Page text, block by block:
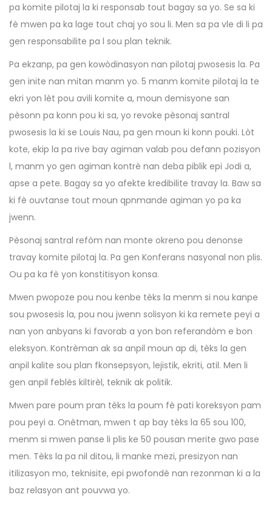
pa komite pilotaj la ki responsab tout bagay sa yo. Se sa ki
fè mwen pa ka lage tout chaj yo sou li. Men sa pa vle di li pa
gen responsabilite pa l sou plan teknik.
Pa ekzanp, pa gen kowòdinasyon nan pilotaj pwosesis la. Pa
gen inite nan mitan manm yo. 5 manm komite pilotaj la te
ekri yon lèt pou avili komite a, moun demisyone san
pèsonn pa konn pou ki sa, yo revoke pèsonaj santral
pwosesis la ki se Louis Nau, pa gen moun ki konn pouki. Lòt
kote, ekip la pa rive bay agiman valab pou defann pozisyon
l, manm yo gen agiman kontrè nan deba piblik epi Jodi a,
apse a pete. Bagay sa yo afekte kredibilite travay la. Baw sa
ki fè ouvtanse tout moun qpnmande agiman yo pa ka
jwenn.
Pèsonaj santral refòm nan monte okreno pou denonse
travay komite pilotaj la. Pa gen Konferans nasyonal non plis.
Ou pa ka fè yon konstitisyon konsa.
Mwen pwopoze pou nou kenbe tèks la menm si nou kanpe
sou pwosesis la, pou nou jwenn solisyon ki ka remete peyi a
nan yon anbyans ki favorab a yon bon referandòm e bon
eleksyon. Kontrèman ak sa anpil moun ap di, tèks la gen
anpil kalite sou plan fkonsepsyon, lejistik, ekriti, atil. Men li
gen anpil feblès kiltirèl, teknik ak politik.
Mwen pare poum pran tèks la poum fè pati koreksyon pam
pou peyi a. Onètman, mwen t ap bay tèks la 65 sou 100,
menm si mwen panse li plis ke 50 pousan merite gwo pase
men. Tèks la pa nil ditou, li manke mezi, presizyon nan
itilizasyon mo, teknisite, epi pwofondè nan rezonman ki a la
baz relasyon ant pouvwa yo.